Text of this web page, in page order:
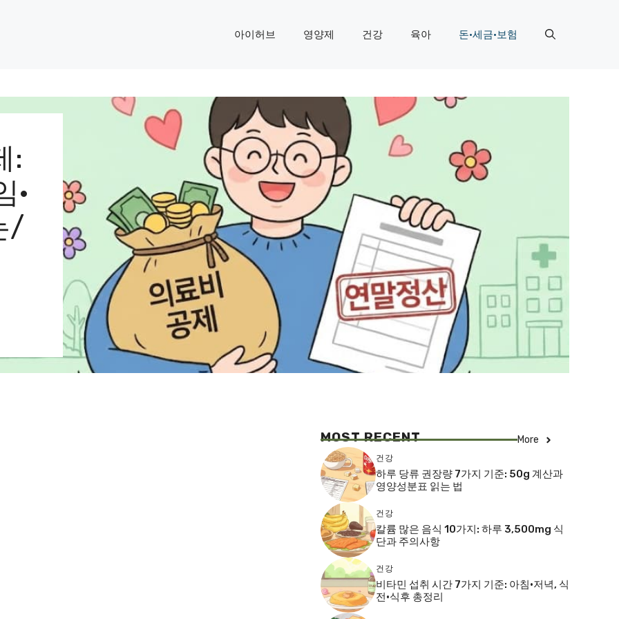
아이허브 영양제 건강 육아 돈·세금·보험
:
·
/
MOST RECENT More
건강
하루 당류 권장량 7가지 기준: 50g 계산과
영양성분표 읽는 법
건강
칼륨 많은 음식 10가지: 하루 3,500mg 식
단과 주의사항
건강
비타민 섭취 시간 7가지 기준: 아침·저녁, 식
전·식후 총정리